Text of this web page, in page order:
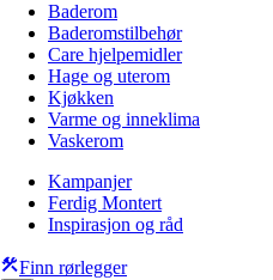
Baderom
Baderomstilbehør
Care hjelpemidler
Hage og uterom
Kjøkken
Varme og inneklima
Vaskerom
Kampanjer
Ferdig Montert
Inspirasjon og råd
Finn rørlegger